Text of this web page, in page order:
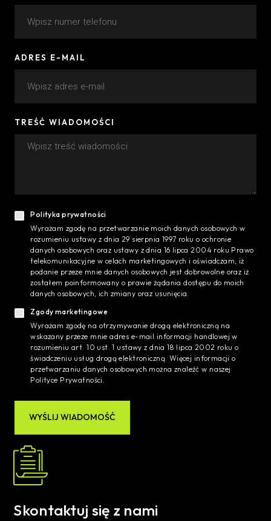
ADRES E-MAIL
TREŚĆ WIADOMOŚCI
Polityka prywatności
Wyrażam zgodę na przetwarzanie moich danych osobowych w
rozumieniu ustawy z dnia 29 sierpnia 1997 roku o ochronie
danych osobowych oraz ustawy z dnia 16 lipca 2004 roku Prawo
telekomunikacyjne w celach marketingowych i oświadczam, iż
podanie przeze mnie danych osobowych jest dobrowolne oraz iż
zostałem poinformowany o prawie żądania dostępu do moich
danych osobowych, ich zmiany oraz usunięcia.
Zgody marketingowe
Wyrażam zgodę na otrzymywanie drogą elektroniczną na
wskazany przeze mnie adres e-mail informacji handlowej w
rozumieniu art. 10 ust. 1 ustawy z dnia 18 lipca 2002 roku o
świadczeniu usług drogą elektroniczną. Więcej informacji o
przetwarzaniu danych osobowych można znaleźć w naszej
Polityce Prywatności.
WYŚLIJ WIADOMOŚĆ
Skontaktuj się z nami